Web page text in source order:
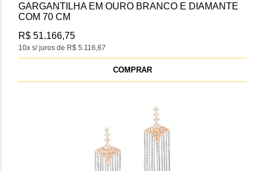
GARGANTILHA EM OURO BRANCO E DIAMANTE
COM 70 CM
10x s/ juros de R$ 5.116,67
R$ 51.166,75
COMPRAR